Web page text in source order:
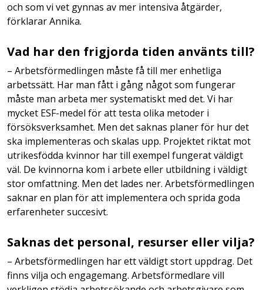
och som vi vet gynnas av mer intensiva åtgärder,
förklarar Annika.
Vad har den frigjorda tiden använts till?
– Arbetsförmedlingen måste få till mer enhetliga
arbetssätt. Har man fått i gång något som fungerar
måste man arbeta mer systematiskt med det. Vi har
mycket ESF-medel för att testa olika metoder i
försöksverksamhet. Men det saknas planer för hur det
ska implementeras och skalas upp. Projektet riktat mot
utrikesfödda kvinnor har till exempel fungerat väldigt
väl. De kvinnorna kom i arbete eller utbildning i väldigt
stor omfattning. Men det lades ner. Arbetsförmedlingen
saknar en plan för att implementera och sprida goda
erfarenheter succesivt.
Saknas det personal, resurser eller vilja?
– Arbetsförmedlingen har ett väldigt stort uppdrag. Det
finns vilja och engagemang. Arbetsförmedlare vill